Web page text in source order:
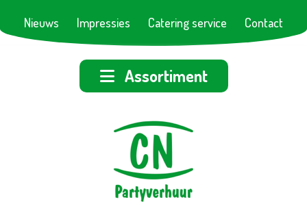
Nieuws Impressies Catering service Contact
Assortiment